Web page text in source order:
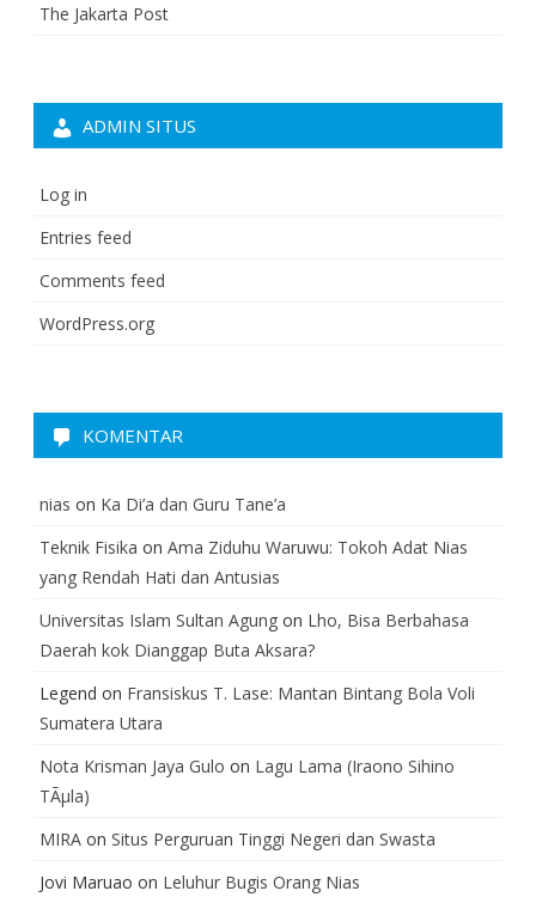
The Jakarta Post
ADMIN SITUS
Log in
Entries feed
Comments feed
WordPress.org
KOMENTAR
nias on Ka Di’a dan Guru Tane’a
Teknik Fisika on Ama Ziduhu Waruwu: Tokoh Adat Nias
yang Rendah Hati dan Antusias
Universitas Islam Sultan Agung on Lho, Bisa Berbahasa
Daerah kok Dianggap Buta Aksara?
Legend on Fransiskus T. Lase: Mantan Bintang Bola Voli
Sumatera Utara
Nota Krisman Jaya Gulo on Lagu Lama (Iraono Sihino
TÃµla)
MIRA on Situs Perguruan Tinggi Negeri dan Swasta
Jovi Maruao on Leluhur Bugis Orang Nias